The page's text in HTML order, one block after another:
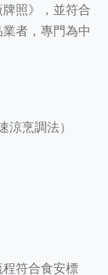
照》，並符合
者，專門為中
烹調法）
符合食安標